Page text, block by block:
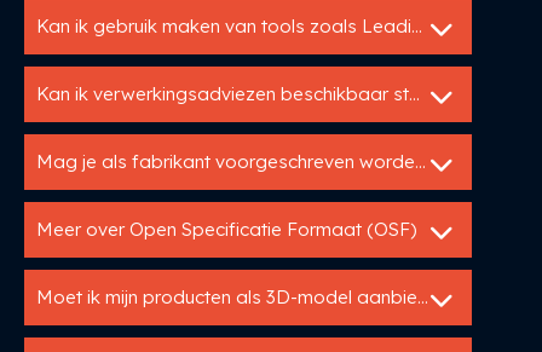
Kan ik gebruik maken van tools zoals Leadinfo of SalesFeed?
Kan ik verwerkingsadviezen beschikbaar stellen via een bestekservice?
Mag je als fabrikant voorgeschreven worden in een RAW of STABU bestek?
Meer over Open Specificatie Formaat (OSF)
Moet ik mijn producten als 3D-model aanbieden